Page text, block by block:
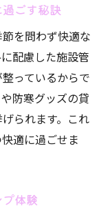
ごす秘訣
を問わず快適な
配慮した施設管
っているからで
防寒グッズの貸
られます。これ
適に過ごせま
体験